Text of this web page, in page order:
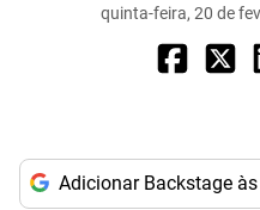
quinta-feira, 20 de
Adicionar Backstage